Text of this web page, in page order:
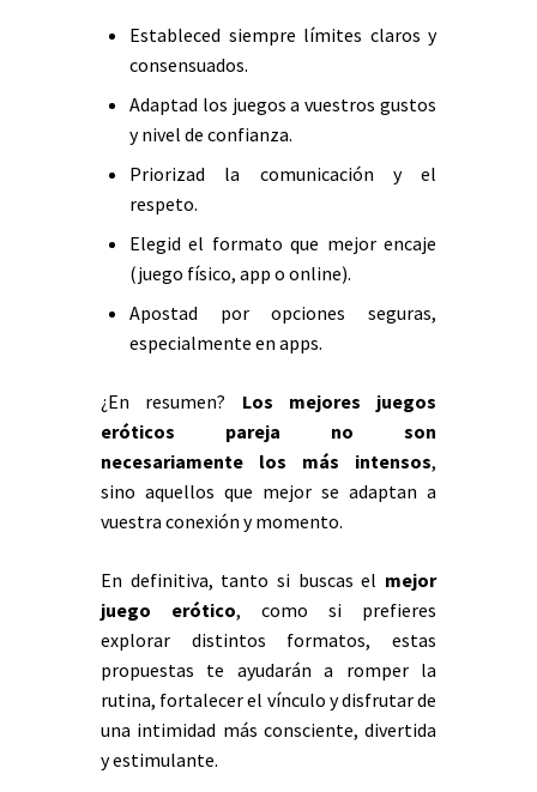
Estableced siempre límites claros y
consensuados.
Adaptad los juegos a vuestros gustos
y nivel de confianza.
Priorizad la comunicación y el
respeto.
Elegid el formato que mejor encaje
(juego físico, app o online).
Apostad por opciones seguras,
especialmente en apps.
¿En resumen? Los
mejores juegos
eróticos pareja
no son
necesariamente los más intensos,
sino aquellos que mejor se adaptan a
vuestra conexión y momento.
En definitiva, tanto si buscas el mejor
juego erótico, como si prefieres
explorar distintos formatos, estas
propuestas te ayudarán a romper la
rutina, fortalecer el vínculo y disfrutar de
una intimidad más consciente, divertida
y estimulante.